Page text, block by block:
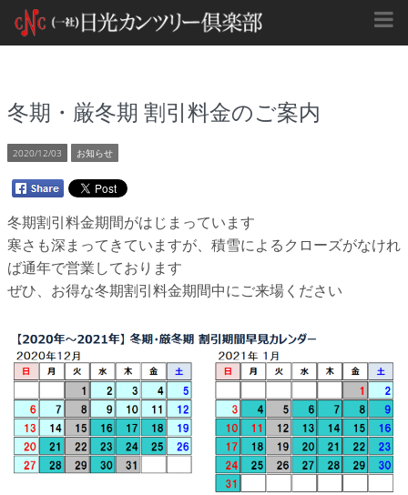
冬期・厳冬期 割引料金のご案内
2020/12/03 お知らせ
冬期割引料金期間がはじまっています
寒さも深まってきていますが、積雪によるクローズがなけれ
ば通年で営業しております
ぜひ、お得な冬期割引料金期間中にご来場ください